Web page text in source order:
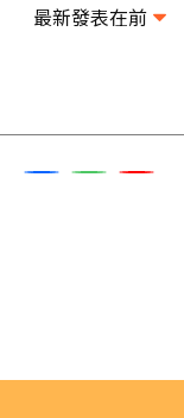
最新發表在前